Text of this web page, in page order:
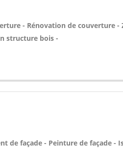
- Rénovation de couverture -
structure bois -
de façade - Peinture de façade -